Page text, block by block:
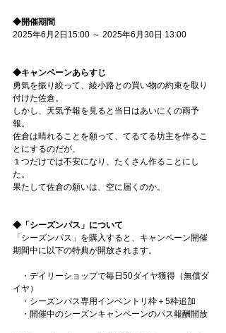
◆開催期間
2025年6月2日15:00 ～ 2025年6月30日 13:00
◆キャンペーンあらすじ
勇気を振り絞って、綾小路との買い物の約束を取り
付けた佐倉。
しかし、天気予報を見ると当日はあいにくの雨予
報。
佐倉は晴れることを願って、てるてる坊主を作るこ
とにするのだが、
１つだけでは不安になり、たくさん作ることにし
た。
果たして佐倉の願いは、空に届くのか。
◆「シーズンパス」について
「シーズンパス」を購入すると、キャンペーン開催
期間中に以下の特典が開放されます。
・デイリーショップで毎日50ダイヤ獲得（無償ダ
イヤ）
・シーズンパス専用インベントリ枠＋5枠追加
・開催中のシーズンキャンペーンのパス報酬開放